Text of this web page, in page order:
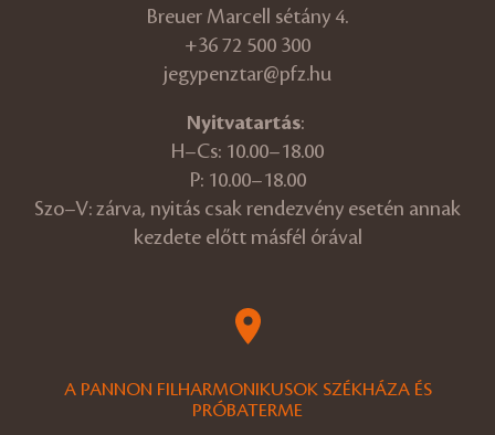
Breuer Marcell sétány 4.
+36 72 500 300
jegypenztar@pfz.hu
Nyitvatartás:
H–Cs: 10.00–18.00
P: 10.00–18.00
Szo–V: zárva, nyitás csak rendezvény esetén annak
kezdete előtt másfél órával
A PANNON FILHARMONIKUSOK SZÉKHÁZA ÉS
PRÓBATERME